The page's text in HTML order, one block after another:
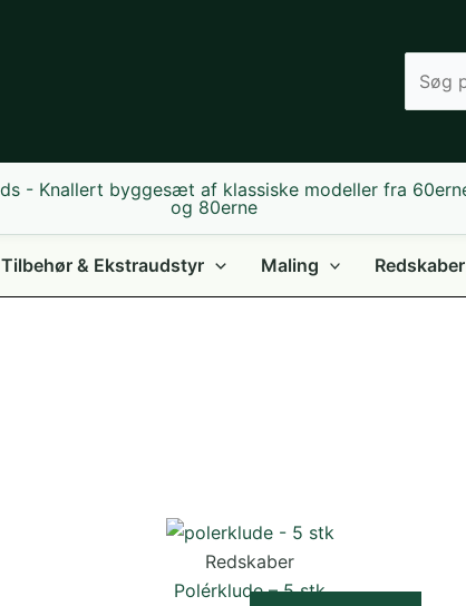
efter
Tilbehør & Ekstraudstyr Maling Redskaber
Redskaber
Polérklude – 5 stk